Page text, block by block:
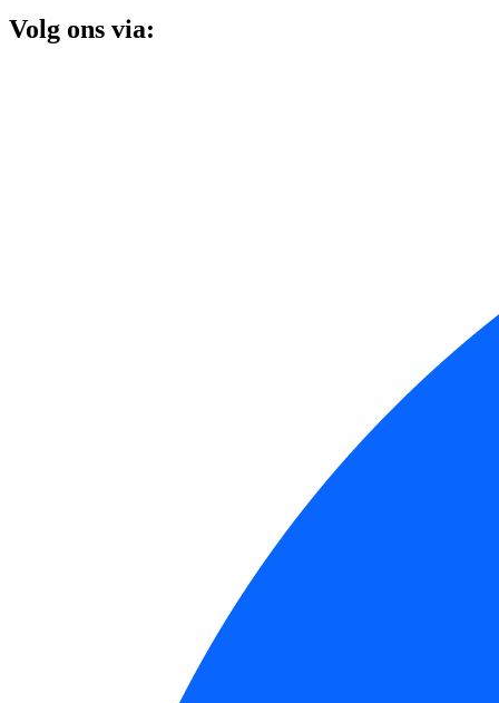
Volg ons via: